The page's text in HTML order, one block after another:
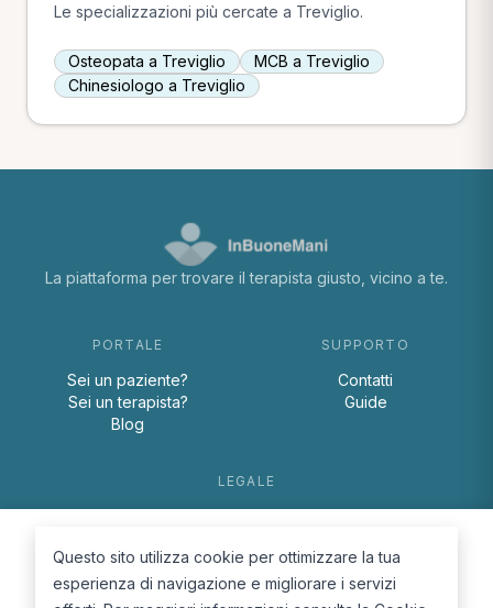
Le specializzazioni più cercate a Treviglio.
Osteopata a Treviglio
MCB a Treviglio
Chinesiologo a Treviglio
La piattaforma per trovare il terapista giusto, vicino a te.
PORTALE
Sei un paziente?
Sei un terapista?
Blog
SUPPORTO
Contatti
Guide
LEGALE
Cookie Policy
Questo sito utilizza cookie per ottimizzare la tua
esperienza di navigazione e migliorare i servizi